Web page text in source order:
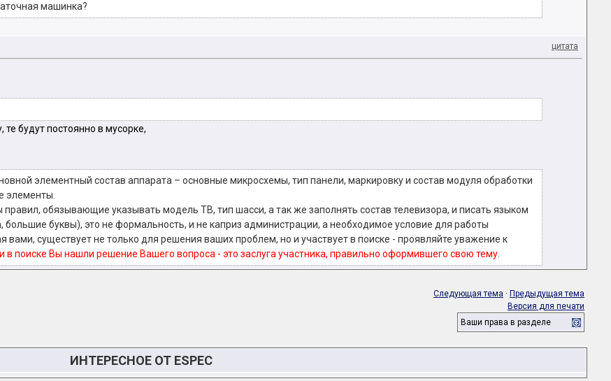
машинка?
цитата
будут постоянно в мусорке,
элементный состав аппарата – основные микросхемы, тип панели, маркировку и состав модуля обработки
элементы.
правил, обязывающие указывать модель ТВ, тип шасси, а так же заполнять состав телевизора, и писать языком
большие буквы), это не формальность, и не каприз администрации, а необходимое условие для работы
вами, существует не только для решения ваших проблем, но и участвует в поиске - проявляйте уважение к
в поиске Вы нашли решение Вашего вопроса - это заслуга участника, правильно оформившего свою тему.
Следующая тема · Предыдущая тема
Версия для печати
Ваши права в разделе
ИНТЕРЕСНОЕ ОТ ESPEC